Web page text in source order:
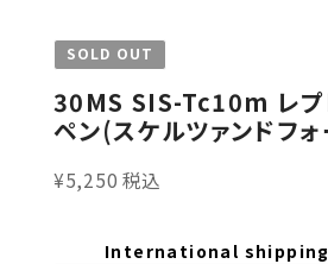
SOLD OUT
30MS SIS-Tc10m レプ
ペン(スケルツァンドフォ
¥5,250 税込
International